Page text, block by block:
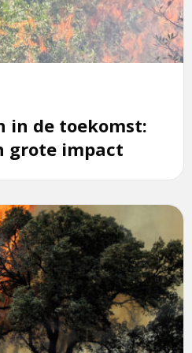
in de toekomst:
grote impact